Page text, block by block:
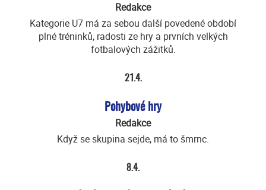
Redakce
Kategorie U7 má za sebou další povedené období
plné tréninků, radosti ze hry a prvních velkých
fotbalových zážitků.
21.4.
Pohybové hry
Redakce
Když se skupina sejde, má to šmrnc.
8.4.